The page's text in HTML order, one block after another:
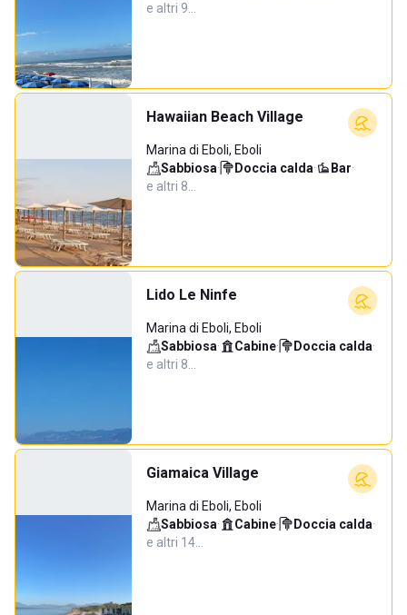
e altri 9…
Hawaiian Beach Village
Marina di Eboli, Eboli
Sabbiosa· Doccia calda· Bar·
e altri 8…
Lido Le Ninfe
Marina di Eboli, Eboli
Sabbiosa· Cabine· Doccia calda·
e altri 8…
Giamaica Village
Marina di Eboli, Eboli
Sabbiosa· Cabine· Doccia calda·
e altri 14…